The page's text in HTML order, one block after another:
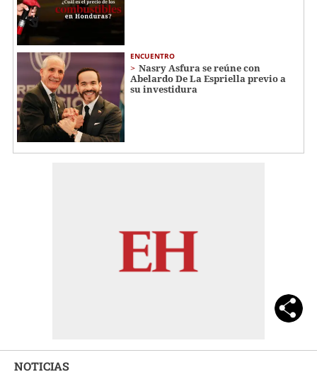
ENCUENTRO
Nasry Asfura se reúne con
Abelardo De La Espriella previo a
su investidura
NOTICIAS